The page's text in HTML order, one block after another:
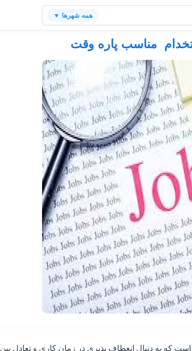
همه شهرها ▼
مناسب پاره وقت
که به دنبال انعطاف پذیری در زمان کاری و تعادل بین